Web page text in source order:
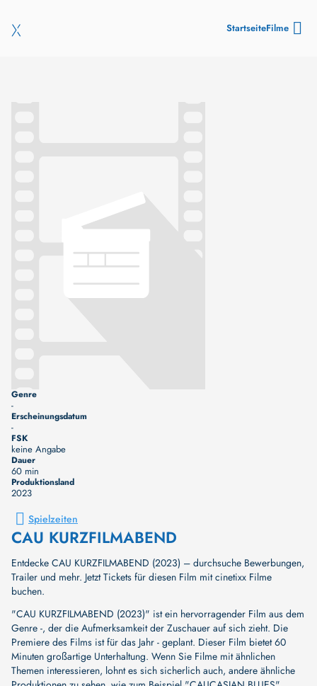
StartseiteFilme
Genre
-
Erscheinungsdatum
-
FSK
keine Angabe
Dauer
60 min
Produktionsland
2023
Spielzeiten
CAU KURZFILMABEND
Entdecke CAU KURZFILMABEND (2023) – durchsuche Bewerbungen,
Trailer und mehr. Jetzt Tickets für diesen Film mit cinetixx Filme
buchen.
"CAU KURZFILMABEND (2023)" ist ein hervorragender Film aus dem
Genre -, der die Aufmerksamkeit der Zuschauer auf sich zieht. Die
Premiere des Films ist für das Jahr - geplant. Dieser Film bietet 60
Minuten großartige Unterhaltung. Wenn Sie Filme mit ähnlichen
Themen interessieren, lohnt es sich sicherlich auch, andere ähnliche